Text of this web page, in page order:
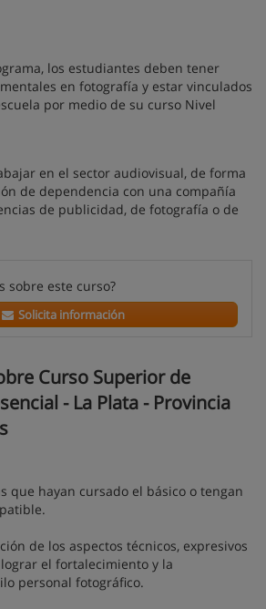
los estudiantes deben tener
en fotografía y estar vinculados
por medio de su curso Nivel
en el sector audiovisual, de forma
de dependencia con una compañía
de publicidad, de fotografía o de
sobre este curso?
Solicita información
Curso Superior de
- La Plata - Provincia
que hayan cursado el básico o tengan
de los aspectos técnicos, expresivos
el fortalecimiento y la
personal fotográfico.